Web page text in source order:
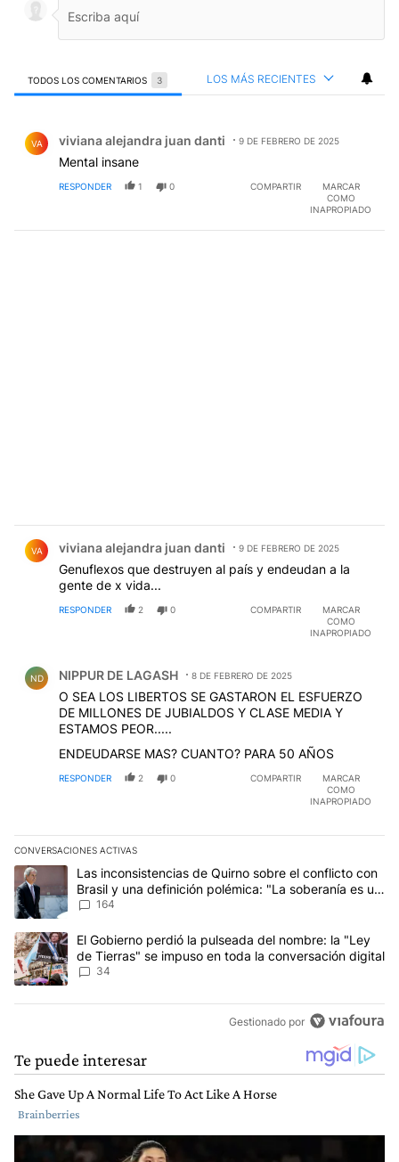
TODOS LOS COMENTARIOS 3 LOS MÁS RECIENTES
VA viviana alejandra juan danti 9 DE FEBRERO DE 2025
Mental insane
RESPONDER 1 0 COMPARTIR
MARCAR
COMO
INAPROPIADO
VA viviana alejandra juan danti 9 DE FEBRERO DE 2025
Genuflexos que destruyen al país y endeudan a la
gente de x vida...
RESPONDER 2 0 COMPARTIR
MARCAR
COMO
INAPROPIADO
ND NIPPUR DE LAGASH 8 DE FEBRERO DE 2025
O SEA LOS LIBERTOS SE GASTARON EL ESFUERZO
DE MILLONES DE JUBIALDOS Y CLASE MEDIA Y
ESTAMOS PEOR.....
ENDEUDARSE MAS? CUANTO? PARA 50 AÑOS
RESPONDER 2 0 COMPARTIR
MARCAR
COMO
INAPROPIADO
CONVERSACIONES ACTIVAS
Este listado muestra los artículos con más comentarios en los
Un artículo de tendencia con el título "Las inconsistencias de
Las inconsistencias de Quirno sobre el conflicto con
Brasil y una definición polémica: "La soberanía es un
concepto antiguo"
164
Un artículo de tendencia con el título "El Gobierno perdió la
El Gobierno perdió la pulseada del nombre: la "Ley
de Tierras" se impuso en toda la conversación digital
34
Gestionado por